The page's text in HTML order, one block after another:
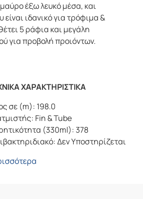
έξω λευκό μέσα, και
ιδανικό για τρόφιμα &
5 ράφια και μεγάλη
για προβολή προιόντων.
ΧΑΡΑΚΤΗΡΙΣΤΙΚΑ
σε (m): 198.0
Fin & Tube
(330ml): 378
Δεν Υποστηρίζεται